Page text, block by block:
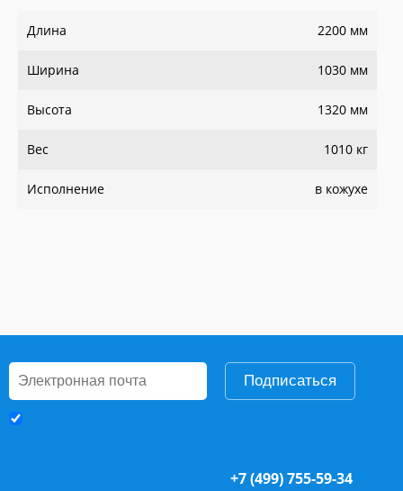
Длина 2200 мм
Ширина 1030 мм
Высота 1320 мм
Вес 1010 кг
Исполнение в кожухе
Подписаться
+7 (499) 755-59-34